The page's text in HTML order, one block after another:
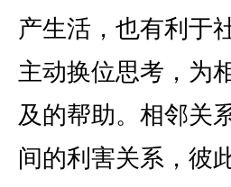
产生活，也有利于
主动换位思考，为
及的帮助。相邻关
间的利害关系，彼